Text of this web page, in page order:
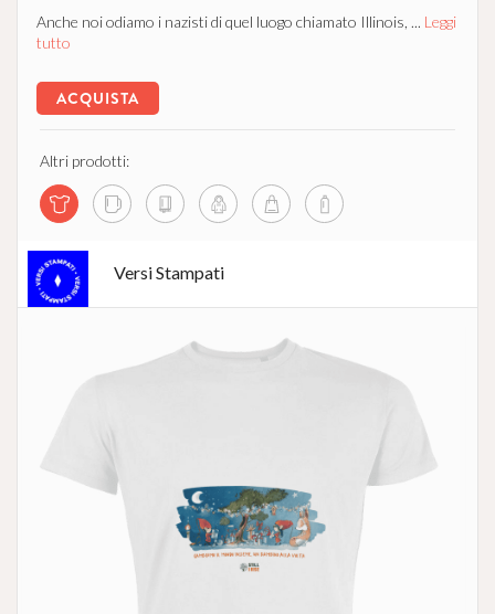
Anche noi odiamo i nazisti di quel luogo chiamato Illinois, ... Leggi
tutto
ACQUISTA
Altri prodotti:
Versi Stampati